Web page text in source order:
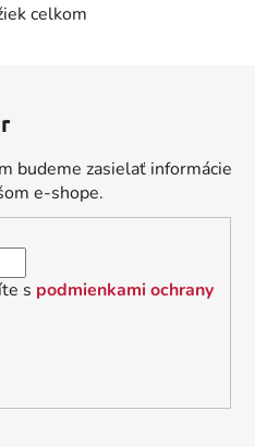
O
d
c
i
e
p
v
p
celkom
budeme zasielať informácie
e-shope.
s podmienkami ochrany